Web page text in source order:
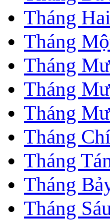
Tháng
Tháng
Tháng
Tháng
Tháng
Tháng
Tháng
Tháng
Tháng